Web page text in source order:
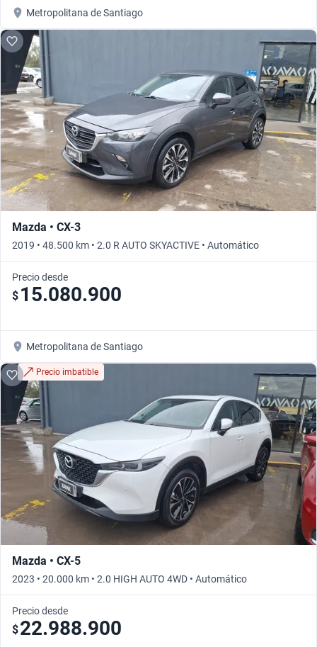
Metropolitana de Santiago
Mazda • CX-3
2019 • 48.500 km • 2.0 R AUTO SKYACTIVE • Automático
Precio desde
$ 15.080.900
Metropolitana de Santiago
Precio imbatible
Mazda • CX-5
2023 • 20.000 km • 2.0 HIGH AUTO 4WD • Automático
Precio desde
$22.988.900